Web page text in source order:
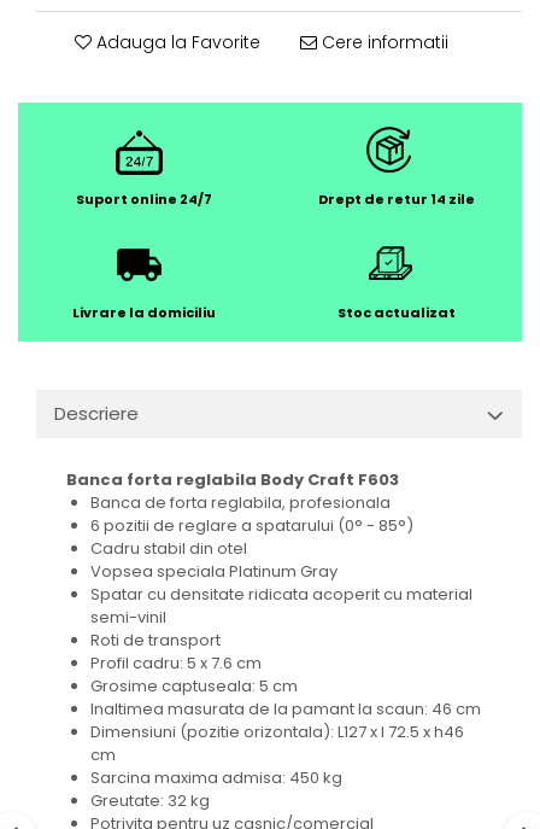
Adauga la Favorite Cere informatii
Suport online 24/7 Drept de retur 14 zile
Livrare la domiciliu Stoc actualizat
Descriere
Banca forta reglabila Body Craft F603
Banca de forta reglabila, profesionala
6 pozitii de reglare a spatarului (0° - 85°)
Cadru stabil din otel
Vopsea speciala Platinum Gray
Spatar cu densitate ridicata acoperit cu material
semi-vinil
Roti de transport
Profil cadru: 5 x 7.6 cm
Grosime captuseala: 5 cm
Inaltimea masurata de la pamant la scaun: 46 cm
Dimensiuni (pozitie orizontala): L127 x l 72.5 x h46
cm
Sarcina maxima admisa: 450 kg
Greutate: 32 kg
Potrivita pentru uz casnic/comercial